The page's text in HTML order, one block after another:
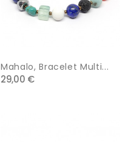
Mahalo, Bracelet Multi...
29,00 €